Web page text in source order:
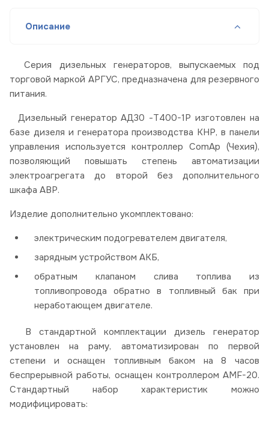
Описание
Серия дизельных генераторов, выпускаемых под
торговой маркой АРГУС, предназначена для резервного
питания.
Дизельный генератор АД30 -Т400-1Р изготовлен на
базе дизеля и генератора производства КНР, в панели
управления используется контроллер ComAp (Чехия),
позволяющий повышать степень автоматизации
электроагрегата до второй без дополнительного
шкафа АВР.
Изделие дополнительно укомплектовано:
электрическим подогревателем двигателя,
зарядным устройством АКБ,
обратным клапаном слива топлива из
топливопровода обратно в топливный бак при
неработающем двигателе.
В стандартной комплектации дизель генератор
установлен на раму, автоматизирован по первой
степени и оснащен топливным баком на 8 часов
беспрерывной работы, оснащен контроллером AMF-20.
Стандартный набор характеристик можно
модифицировать: